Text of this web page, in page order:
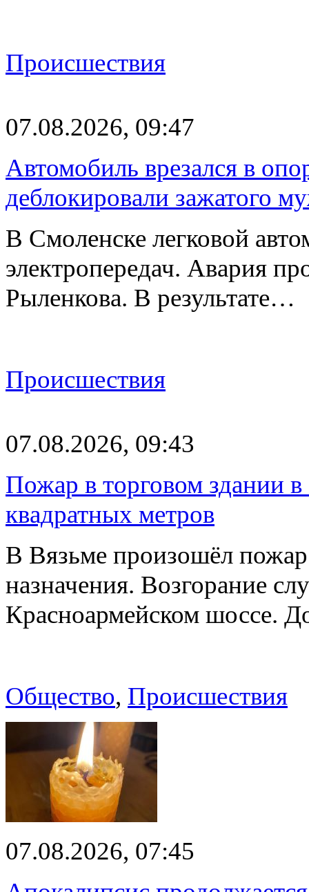
Происшествия
07.08.2026, 09:47
Автомобиль врезался в
деблокировали зажатого
В Смоленске легковой
электропередач. Авария
Рыленкова. В результате…
Происшествия
07.08.2026, 09:43
Пожар в торговом здании
квадратных метров
В Вязьме произошёл пожар
назначения. Возгорание
Красноармейском шоссе.
Общество, Происшествия
07.08.2026, 07:45